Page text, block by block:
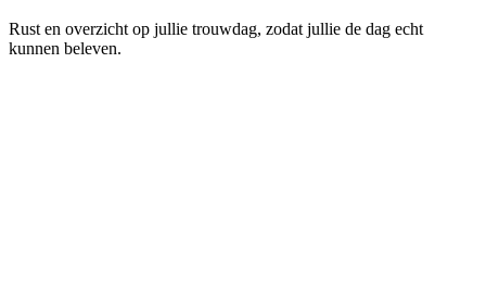
Rust en overzicht op jullie trouwdag, zodat jullie de dag echt
kunnen beleven.